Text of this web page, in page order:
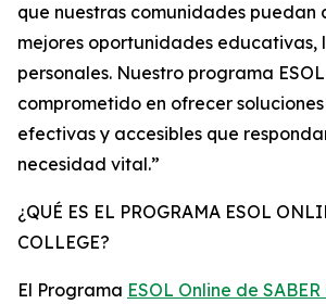
que nuestras comunidades puedan
mejores oportunidades educativas,
personales. Nuestro programa
comprometido en ofrecer
efectivas y accesibles que
necesidad vital.”
¿QUÉ ES EL PROGRAMA ESOL
COLLEGE?
El Programa ESOL Online de